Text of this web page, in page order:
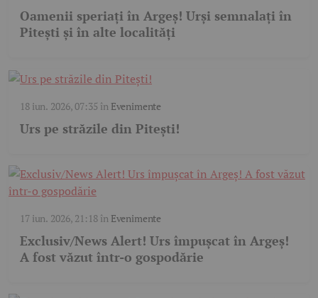
Oamenii speriați în Argeș! Urși semnalați în
Pitești și în alte localități
18 iun. 2026, 07:35 în Evenimente
Urs pe străzile din Pitești!
17 iun. 2026, 21:18în Evenimente
Exclusiv/News Alert! Urs împușcat în Argeș!
A fost văzut într-o gospodărie